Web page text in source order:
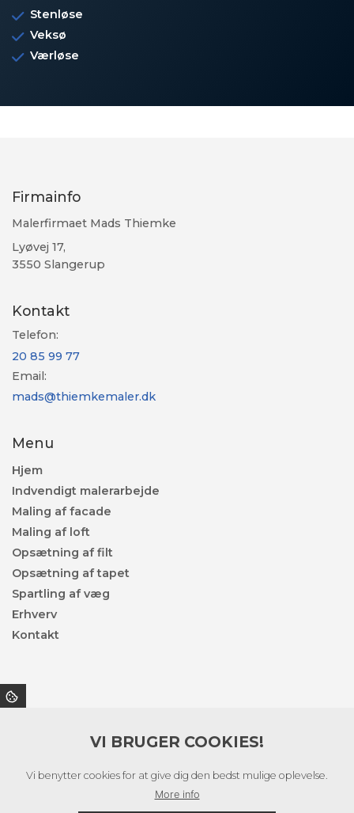
Stenløse
Veksø
Værløse
Firmainfo
Malerfirmaet Mads Thiemke
Lyøvej 17,
3550 Slangerup
Kontakt
Telefon:
20 85 99 77
Email:
mads@thiemkemaler.dk
Menu
Hjem
Indvendigt malerarbejde
Maling af facade
Maling af loft
Opsætning af filt
Opsætning af tapet
Spartling af væg
Erhverv
Kontakt
VI BRUGER COOKIES!
Vi benytter cookies for at give dig den bedst mulige oplevelse.
More info